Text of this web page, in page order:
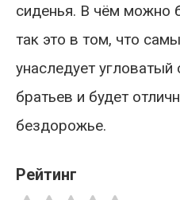
сиденья. В чём можно
так это в том, что
унаследует угловатый
братьев и будет
бездорожье.
Рейтинг